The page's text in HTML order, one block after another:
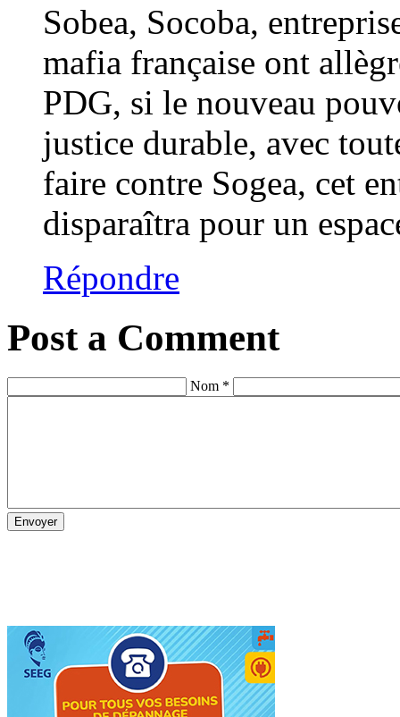
Sobea, Socoba,
mafia française ont
PDG, si le nouveau
justice durable, avec
faire contre Sogea, cet
disparaîtra pour un
Répondre
Post a Comment
Nom *